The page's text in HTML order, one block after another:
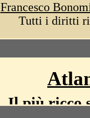
Francesco
Tutti i diritti
Il più ricco